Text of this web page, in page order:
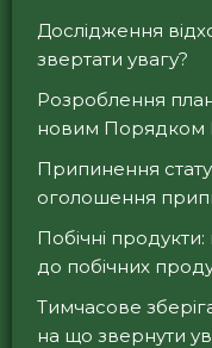
Дослідження
звертати увагу?
Розроблення
новим Порядком
Припинення
оголошення
Побічні
до побічних
Тимчасове
на що звернути